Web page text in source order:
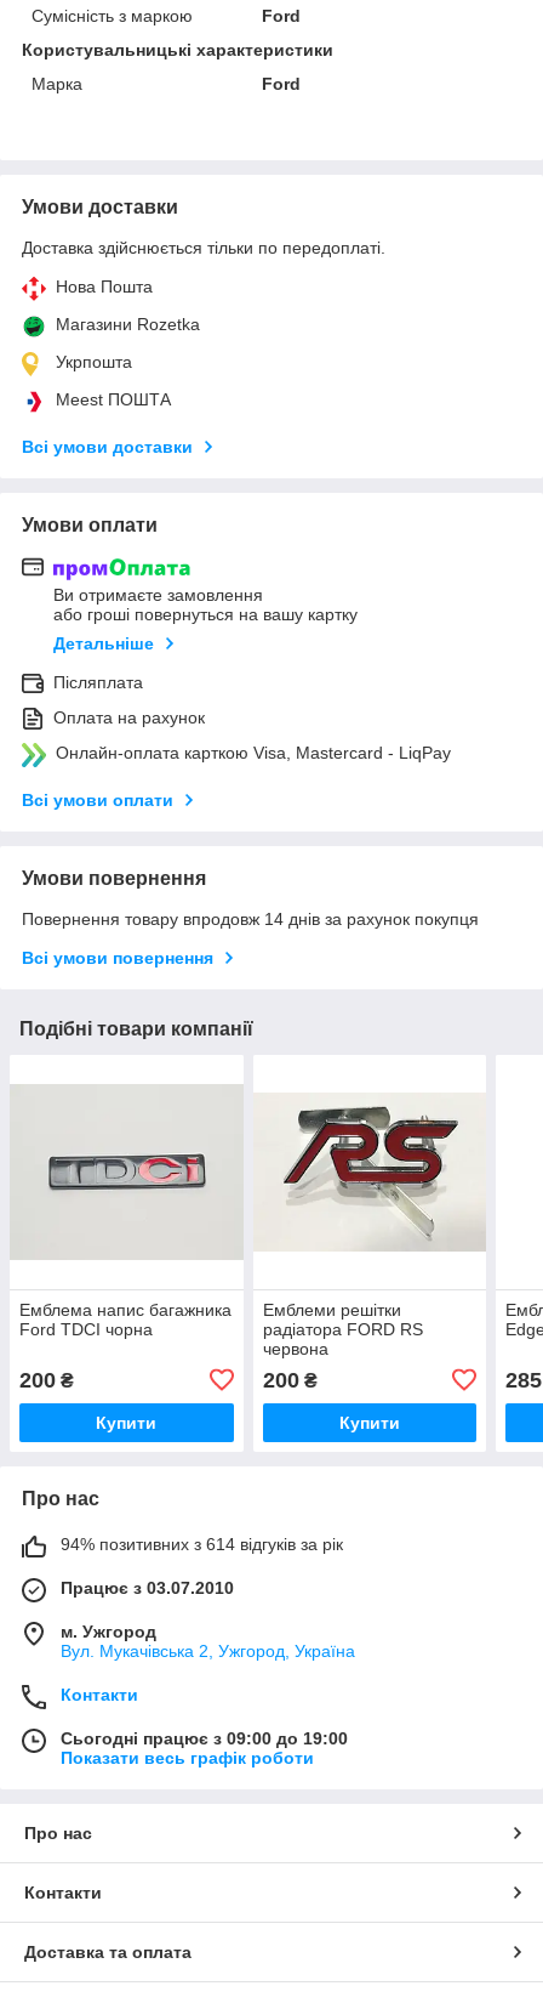
Сумісність з маркою
Ford
Користувальницькі характеристики
Марка
Ford
Умови доставки
Доставка здійснюється тільки по передоплаті.
Нова Пошта
Магазини Rozetka
Укрпошта
Meest ПОШТА
Всі умови доставки
Умови оплати
Ви отримаєте замовлення
або гроші повернуться на вашу картку
Детальніше
Післяплата
Оплата на рахунок
Онлайн-оплата карткою Visa, Mastercard - LiqPay
Всі умови оплати
Умови повернення
Повернення товару впродовж 14 днів за рахунок покупця
Всі умови повернення
Подібні товари компанії
Емблема напис багажника
Ford TDCI чорна
200 ₴
Купити
Емблеми решітки
радіатора FORD RS
червона
200₴
Купити
285
Про нас
94% позитивних з 614 відгуків за рік
Працює з 03.07.2010
м. Ужгород
Вул. Мукачівська 2, Ужгород, Україна
Контакти
Сьогодні працює з 09:00 до 19:00
Показати весь графік роботи
Про нас
Контакти
Доставка та оплата